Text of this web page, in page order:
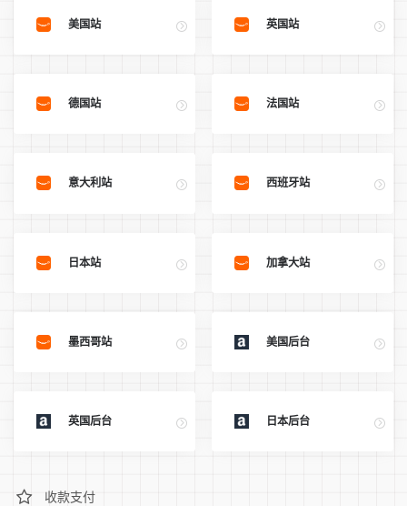
美国站 英国站
德国站 法国站
意大利站 西班牙站
日本站 加拿大站
墨西哥站 美国后台
英国后台 日本后台
收款支付